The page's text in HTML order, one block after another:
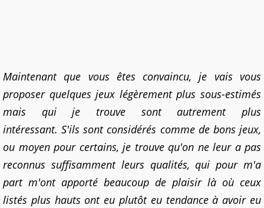
Maintenant que vous êtes convaincu, je vais vous
proposer quelques jeux légèrement plus sous-estimés
mais qui je trouve sont autrement plus
intéressant. S'ils sont considérés comme de bons jeux,
ou moyen pour certains, je trouve qu'on ne leur a pas
reconnus suffisamment leurs qualités, qui pour m'a
part m'ont apporté beaucoup de plaisir là où ceux
listés plus hauts ont eu plutôt eu tendance à avoir eu